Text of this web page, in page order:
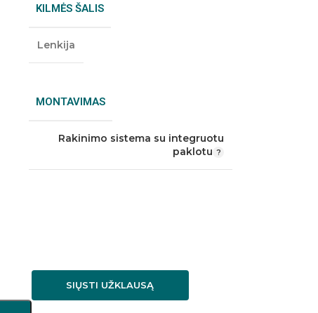
KILMĖS ŠALIS
Lenkija
MONTAVIMAS
Rakinimo sistema su integruotu
paklotu
SIŲSTI UŽKLAUSĄ